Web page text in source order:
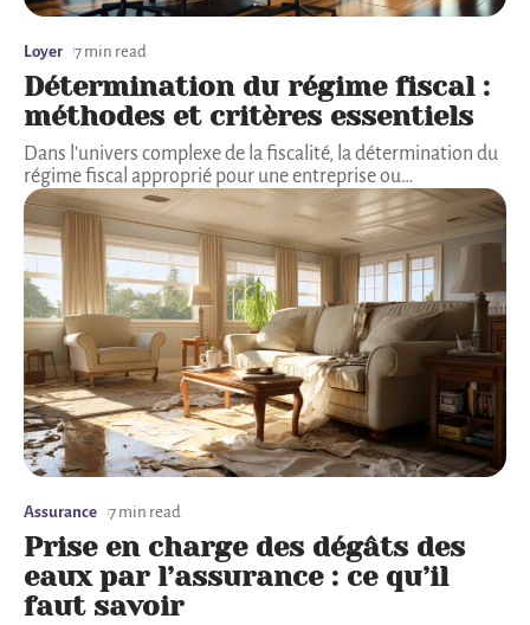
Loyer 7 min read
Détermination du régime fiscal :
méthodes et critères essentiels
Dans l'univers complexe de la fiscalité, la détermination du
régime fiscal approprié pour une entreprise ou…
Assurance 7 min read
Prise en charge des dégâts des
eaux par l’assurance : ce qu’il
faut savoir